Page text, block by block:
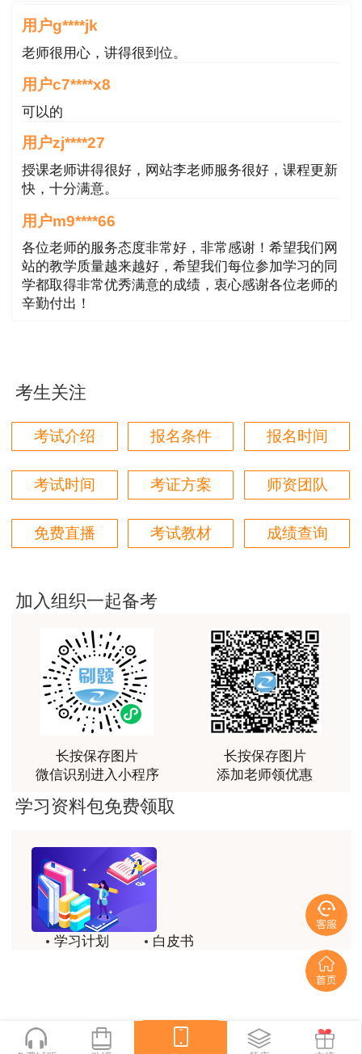
B.项目的整体利益和施工方本身的利益是对立
关系
C.施工方项目管理工作涉及项目实施阶段的全
过程
D.施工方项目管理的目标应根据其生产和经营
的情况确定
【答案】A
【解析】选项B，项目的整体利益和施工方本
身的利益是对立统一关系，两者有其统一的一面，
也有其矛盾的一面；选项C，施工方的项目管理工
理的目标应符合合同的要求。
一建考前冲刺抢分大作战，一站过一建！参与
用户g****jk
老师很用心，讲得很到位。
用户c7****x8
可以的
用户zj****27
授课老师讲得很好，网站李老师服务很好，课程更新
快，十分满意。
用户m9****66
各位老师的服务态度非常好，非常感谢！希望我们网
站的教学质量越来越好，希望我们每位参加学习的同
学都取得非常优秀满意的成绩，衷心感谢各位老师的
辛勤付出！
们网站教学质量越来越高。祝大家都取得满意的结
果！
用户m5****66
用户m5****66
3位老师，讲的都非常的好，
用户m9****88
俗易懂，重点突出，模拟题质量高，押题卷压中的知
识点很多，尤其是实务简答题秘籍压中将近70%的小
问，让小白学员也能一次过四门，十分给力，值得推
荐[强][强]
用户jl****un
感谢教育网的多年支持与培养。
老师讲课认真负责，要点突出；我考试通过了。
用户m9****66
用户ch****15
达老师的课程讲的非常好
用户s****02
喜欢达老师的讲课
用户s****02
考生关注
考试介绍 报名条件 报名时间
考试时间 考证方案 师资团队
免费直播 考试教材 成绩查询
加入组织一起备考
长按保存图片
微信识别进入小程序
长按保存图片
添加老师领优惠
学习资料包免费领取
学习计划
白皮书